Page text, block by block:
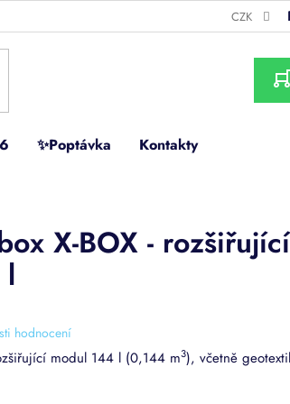
CZK
✨Poptávka Kontakty
modul 144 l (0,144 m3), včetně
X-BOX - rozšiřující
l
hodnocení